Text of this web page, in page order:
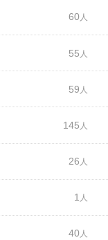
60
55
59
145
26
1
40